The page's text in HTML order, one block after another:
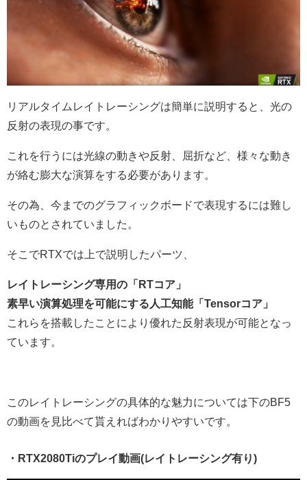
リアルタイムレイトレーシングは簡単に説明すると、光の
反射の表現の事です。
これを行うには光線の動きや反射、屈折など、様々な動き
が絡む膨大な演算をする必要があります。
その為、今までのグラフィックボードで表現するには難し
いものとされていました。
そこでRTXでは上で説明したパーツ、
レイトレーシング専用の「RTコア」
素早い演算処理を可能にする人工知能「Tensorコア」
これらを搭載したことにより優れた反射表現が可能となっ
ています。
このレイトレーシングの具体的な魅力については下のBF5
の動画を見比べて貰えればわかりやすいです。
・RTX2080Tiのプレイ動画(レイトレーシング有り)